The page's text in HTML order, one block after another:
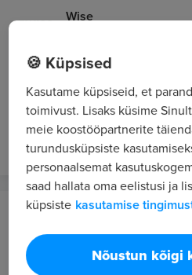
Wise
Senior Software Engineer
Accounting
5750 - 7083 €/kuus bruto
UUS 19 tundi tagasi
Wise
Tallinn
WFM Operations Partner
🍪 Küpsised
Kasutame küpsiseid, et
toimivust. Lisaks küsime
meie koostööpartnerite
turundusküpsiste
personaalsemat
saad hallata oma eelistusi ja
küpsiste kasutamise
Nõustun kõigi